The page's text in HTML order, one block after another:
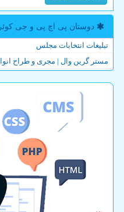
دوستان پی اچ پی و جی
تبلیغات انتخابات مجلس
مستر گرین وال | مجری و طراح